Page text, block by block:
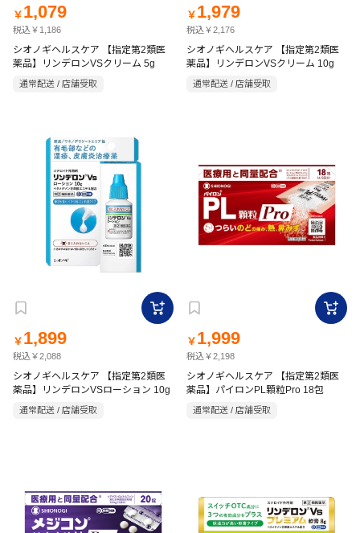
￥ 1,079
税込￥1,186
シオノギヘルスケア 【指定第2類医
薬品】リンデロンVSクリーム 5g
通常配送 / 店舗受取
￥ 1,979
税込￥2,176
シオノギヘルスケア 【指定第2類医
薬品】リンデロンVSクリーム 10g
通常配送 / 店舗受取
￥ 1,899
税込￥2,088
シオノギヘルスケア 【指定第2類医
薬品】リンデロンVSローション 10g
通常配送 / 店舗受取
￥ 1,999
税込￥2,198
シオノギヘルスケア 【指定第2類医
薬品】パイロンPL顆粒Pro 18包
通常配送 / 店舗受取